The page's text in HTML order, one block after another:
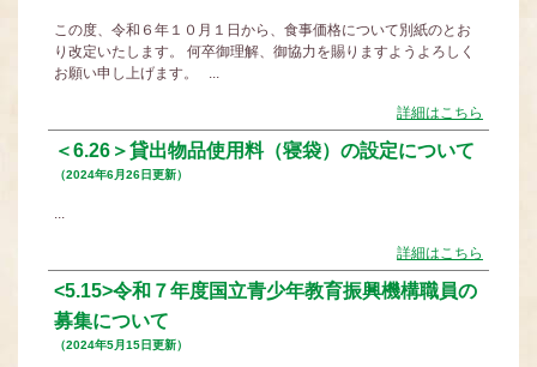
この度、令和６年１０月１日から、食事価格について別紙のとお
り改定いたします。 何卒御理解、御協力を賜りますようよろしく
お願い申し上げます。 ...
詳細はこちら
＜6.26＞貸出物品使用料（寝袋）の設定について
（2024年6月26日更新）
...
詳細はこちら
<5.15>令和７年度国立青少年教育振興機構職員の
募集について
（2024年5月15日更新）